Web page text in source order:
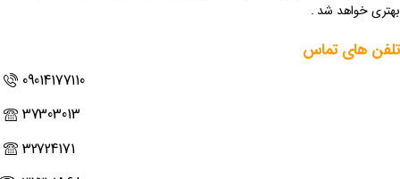
بهتری خواهد شد .
تلفن های تماس
09014177110
37303013
32724171